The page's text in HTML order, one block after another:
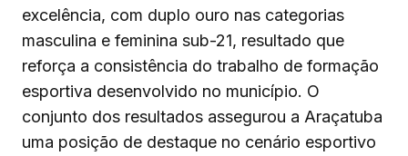
excelência, com duplo ouro nas categorias
masculina e feminina sub-21, resultado que
reforça a consistência do trabalho de formação
esportiva desenvolvido no município. O
conjunto dos resultados assegurou a Araçatuba
uma posição de destaque no cenário esportivo